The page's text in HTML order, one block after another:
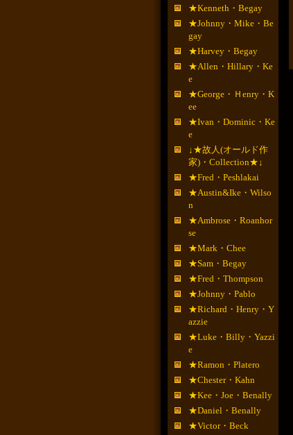
★Kenneth・Begay
★Johnny・Mike・Be
gay
★Harvey・Begay
★Allen・Hillary・Ke
e
★George・Ｈenry・K
ee
★Ivan・Dominic・Ke
e
↓★故人(オールド作
家)・Collection★↓
★Fred・Peshlakai
★Austin&Ike・Wilso
n
★Ambrose・Roanhor
se
★Mark・Chee
★Sam・Begay
★Fred・Thompson
★Johnny・Pablo
★Richard・Henry・Y
azzie
★Luke・Billy・Yazzi
e
★Ramon・Platero
★Chester・Kahn
★Kee・Joe・Benally
★Daniel・Benally
★Victor・Beck